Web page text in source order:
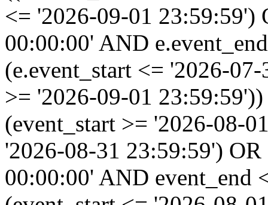
<= '2026-09-01 23:59:59')
00:00:00' AND
(e.event_start <= '2026-
>= '2026-09-01
(event_start >= '2026-08-
'2026-08-31 23:59:59')
00:00:00' AND event_end